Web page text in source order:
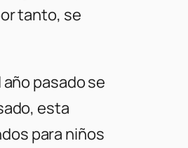
tanto, se
pasado se
esta
para niños